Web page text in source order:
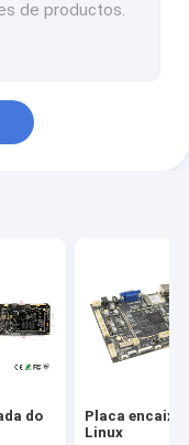
do
Placa
Linux